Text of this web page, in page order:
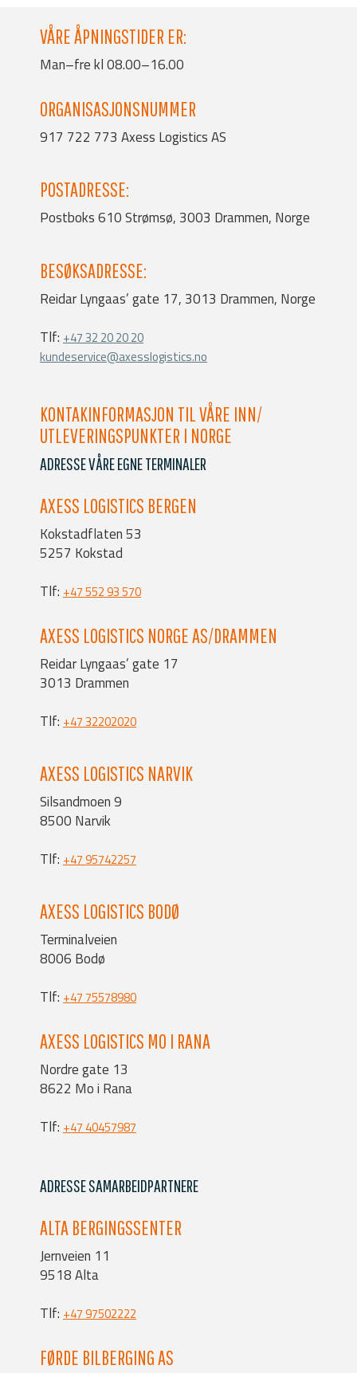
VÅRE ÅPNINGSTIDER ER:
Man–fre kl 08.00–16.00
ORGANISASJONSNUMMER
917 722 773 Axess Logistics AS
POSTADRESSE:
Postboks 610 Strømsø, 3003 Drammen, Norge
BESØKSADRESSE:
Reidar Lyngaas’ gate 17, 3013 Drammen, Norge
Tlf: +47 32 20 20 20
kundeservice@axesslogistics.no
KONTAKINFORMASJON TIL VÅRE INN/
UTLEVERINGSPUNKTER I NORGE
ADRESSE VÅRE EGNE TERMINALER
AXESS LOGISTICS BERGEN
Kokstadflaten 53
5257 Kokstad
Tlf: +47 552 93 570
AXESS LOGISTICS NORGE AS/DRAMMEN
Reidar Lyngaas’ gate 17
3013 Drammen
Tlf: +47 32202020
AXESS LOGISTICS NARVIK
Silsandmoen 9
8500 Narvik
Tlf: +47 95742257
AXESS LOGISTICS BODØ
Terminalveien
8006 Bodø
Tlf: +47 75578980
AXESS LOGISTICS MO I RANA
Nordre gate 13
8622 Mo i Rana
Tlf: +47 40457987
ADRESSE SAMARBEIDPARTNERE
ALTA BERGINGSSENTER
Jernveien 11
9518 Alta
Tlf: +47 97502222
FØRDE BILBERGING AS